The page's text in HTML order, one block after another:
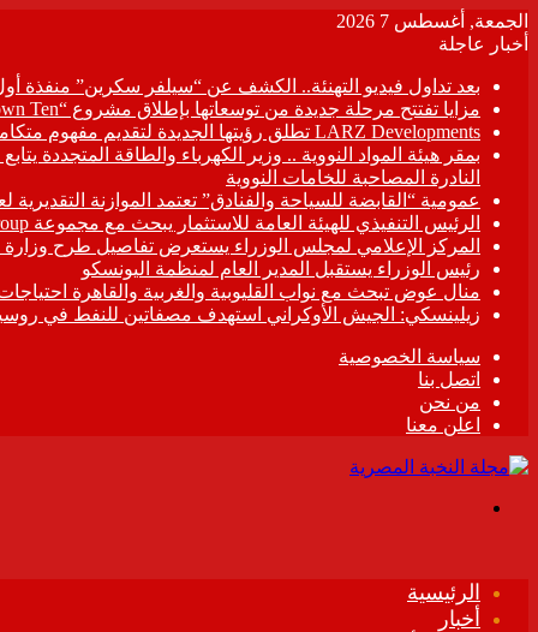
الجمعة, أغسطس 7 2026
أخبار عاجلة
بعد تداول فيديو التهنئة.. الكشف عن “سيلفر سكرين” منفذة
مزايا تفتتح مرحلة جديدة من توسعاتها بإطلاق مشروع “Town Ten ” بعرابى الجديدة بمدينة العبور
LARZ Developments تطلق رؤيتها الجديدة لتقديم مفهوم متكامل للتطوير العقاري في مصر
بمقر هيئة المواد النووية .. وزير الكهرباء والطاقة المتجددة
النادرة المصاحبة للخامات النووية
عمومية “القابضة للسياحة والفنادق” تعتمد الموازنة التقديرية لعام 2026/
الرئيس التنفيذي للهيئة العامة للاستثمار يبحث مع مجموعة Hirdaramani Group السريلانكية خطط التوسع في السوق المصرية
المركز الإعلامي لمجلس الوزراء يستعرض تفاصيل طرح وزارة
رئيس الوزراء يستقبل المدير العام لمنظمة اليونسكو
منال عوض تبحث مع نواب القليوبية والغربية والقاهرة
زيلينسكي: الجيش الأوكراني استهدف مصفاتين للنفط في
سياسة الخصوصية
اتصل بنا
من نحن
اعلن معنا
الرئيسية
أخبار